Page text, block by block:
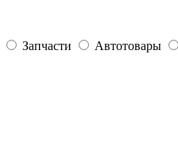
Запчасти Автотовары